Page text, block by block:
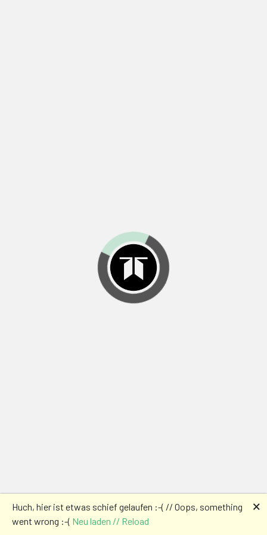
Huch, hier ist etwas schief gelaufen :-( // Oops, something
went wrong :-( Neu laden // Reload
🗙